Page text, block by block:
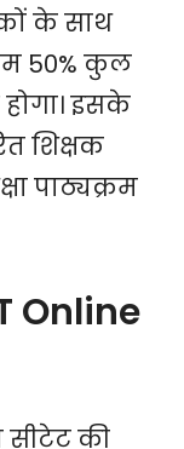
के साथ
50% कुल
इसके
शिक्षक
पाठ्यक्रम
Online
सीटेट की